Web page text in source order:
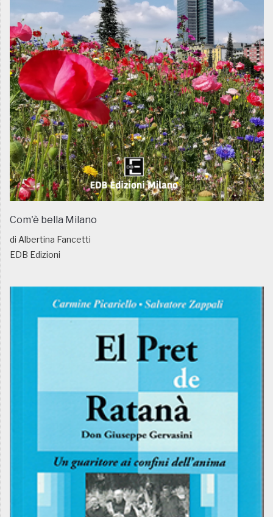
Com'è bella Milano
di Albertina Fancetti
EDB Edizioni